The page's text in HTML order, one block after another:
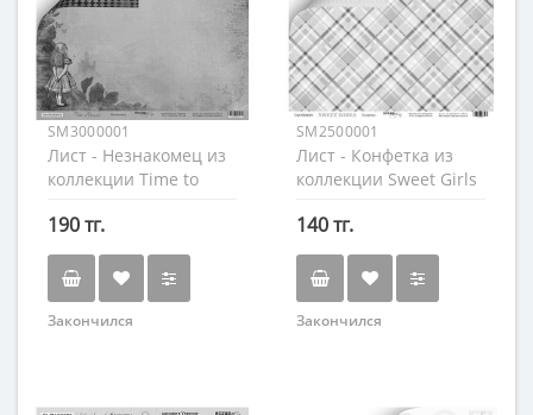
SM3000001
Лист - Незнакомец из
коллекции Time to
190 тг.
Закончился
SM2500001
Лист - Конфетка из
коллекции Sweet Girls
140 тг.
Закончился